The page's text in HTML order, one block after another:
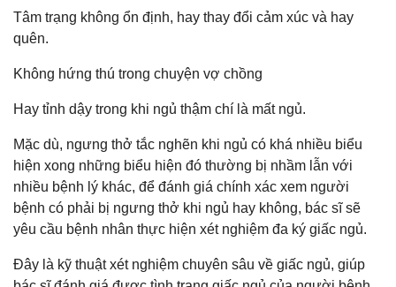
Tâm trạng không ổn định, hay thay đổi cảm xúc và hay
quên.
Không hứng thú trong chuyện vợ chồng
Hay tỉnh dậy trong khi ngủ thậm chí là mất ngủ.
Mặc dù, ngưng thở tắc nghẽn khi ngủ có khá nhiều biểu
hiện xong những biểu hiện đó thường bị nhầm lẫn với
nhiều bệnh lý khác, để đánh giá chính xác xem người
bệnh có phải bị ngưng thở khi ngủ hay không, bác sĩ sẽ
yêu cầu bệnh nhân thực hiện xét nghiệm đa ký giấc ngủ.
Đây là kỹ thuật xét nghiệm chuyên sâu về giấc ngủ, giúp